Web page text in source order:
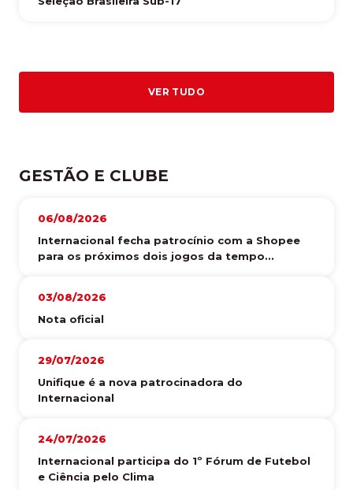
VER TUDO
GESTÃO E CLUBE
06/08/2026
Internacional fecha patrocínio com a Shopee
para os próximos dois jogos da tempo...
03/08/2026
Nota oficial
29/07/2026
Unifique é a nova patrocinadora do
Internacional
24/07/2026
Internacional participa do 1º Fórum de Futebol
e Ciência pelo Clima